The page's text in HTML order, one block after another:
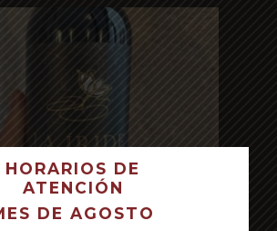
CARRITO ESTÁ VACÍO.
HORARIOS DE
ATENCIÓN
DE AGOSTO